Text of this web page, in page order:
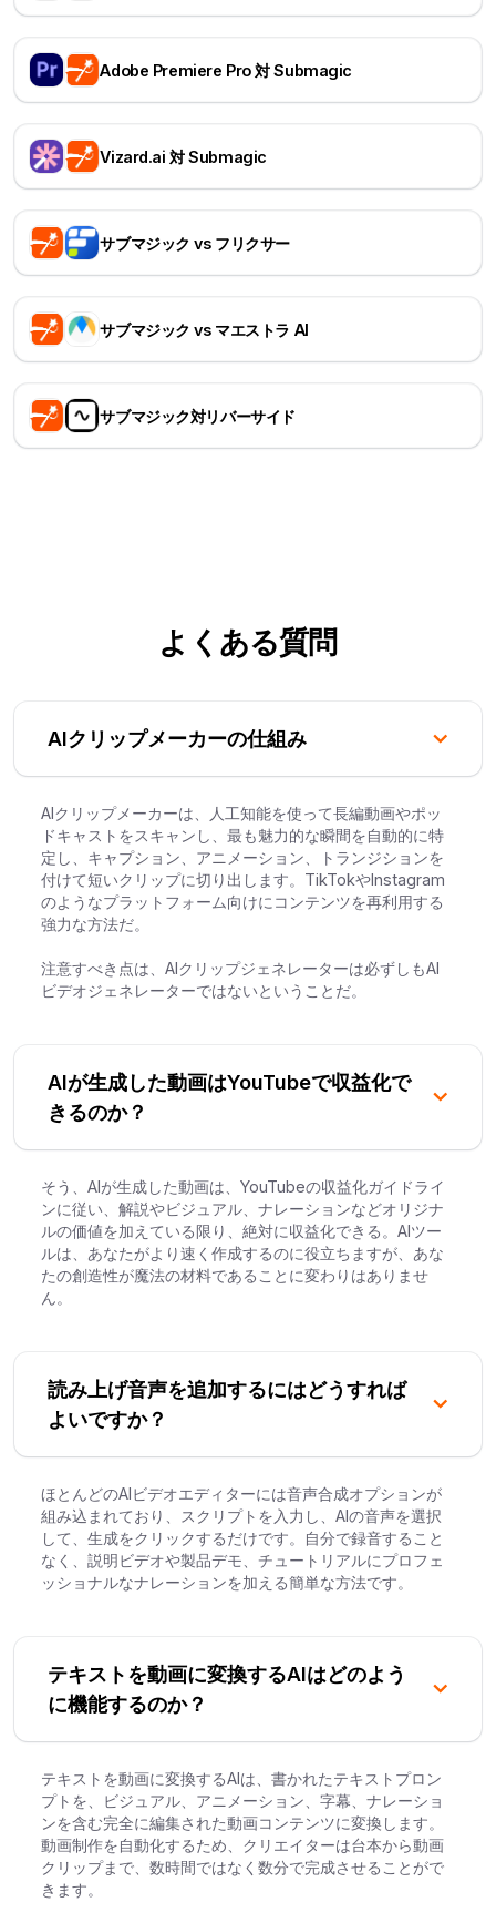
Adobe Premiere Pro 対 Submagic
Vizard.ai 対 Submagic
サブマジック vs フリクサー
サブマジック vs マエストラ AI
サブマジック対リバーサイド
よくある質問
AIクリップメーカーの仕組み
AIクリップメーカーは、人工知能を使って長編動画やポッ
ドキャストをスキャンし、最も魅力的な瞬間を自動的に特
定し、キャプション、アニメーション、トランジションを
付けて短いクリップに切り出します。TikTokやInstagram
のようなプラットフォーム向けにコンテンツを再利用する
強力な方法だ。
注意すべき点は、AIクリップジェネレーターは必ずしもAI
ビデオジェネレーターではないということだ。
AIが生成した動画はYouTubeで収益化で
きるのか？
そう、AIが生成した動画は、YouTubeの収益化ガイドライ
ンに従い、解説やビジュアル、ナレーションなどオリジナ
ルの価値を加えている限り、絶対に収益化できる。AIツー
ルは、あなたがより速く作成するのに役立ちますが、あな
たの創造性が魔法の材料であることに変わりはありませ
ん。
読み上げ音声を追加するにはどうすれば
よいですか？
ほとんどのAIビデオエディターには音声合成オプションが
組み込まれており、スクリプトを入力し、AIの音声を選択
して、生成をクリックするだけです。自分で録音すること
なく、説明ビデオや製品デモ、チュートリアルにプロフェ
ッショナルなナレーションを加える簡単な方法です。
テキストを動画に変換するAIはどのよう
に機能するのか？
テキストを動画に変換するAIは、書かれたテキストプロン
プトを、ビジュアル、アニメーション、字幕、ナレーショ
ンを含む完全に編集された動画コンテンツに変換します。
動画制作を自動化するため、クリエイターは台本から動画
クリップまで、数時間ではなく数分で完成させることがで
きます。